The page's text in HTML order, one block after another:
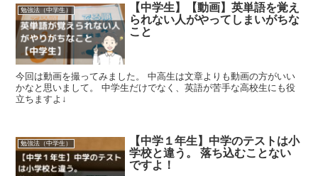
勉強法（中学生）
【中学生】【動画】英単語を覚え
られない人がやってしまいがちな
こと
今回は動画を撮ってみました。 中高生は文章よりも動画の方がいい
かなと思いまして。 中学生だけでなく、英語が苦手な高校生にも役
立ちますよ↓
勉強法（中学生）
【中学１年生】中学のテストは小
学校と違う。 落ち込むことない
ですよ！